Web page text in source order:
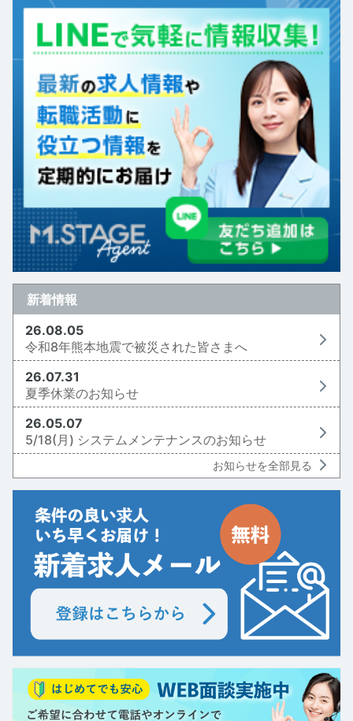
新着情報
26.08.05
令和8年熊本地震で被災された皆さまへ
26.07.31
夏季休業のお知らせ
26.05.07
5/18(月) システムメンテナンスのお知らせ
お知らせを全部見る